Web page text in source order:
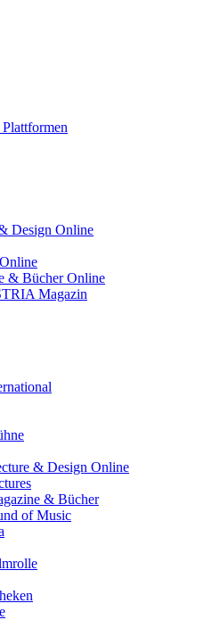
Design Online
& Bücher Online
Magazin
& Design Online
& Bücher
of Music